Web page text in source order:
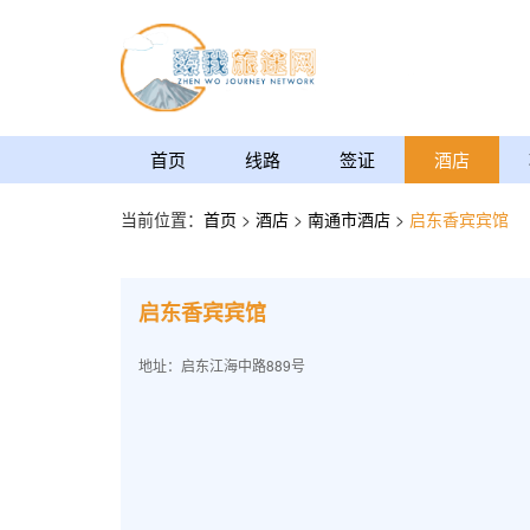
首页 线路 签证 酒店
当前位置： 首页 > 酒店 > 南通市酒店 > 启东香宾宾馆
启东香宾宾馆
地址：启东江海中路889号